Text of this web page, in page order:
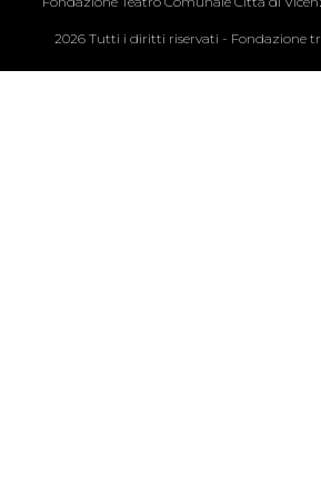
2026 Tutti i diritti riservati - Fondazione